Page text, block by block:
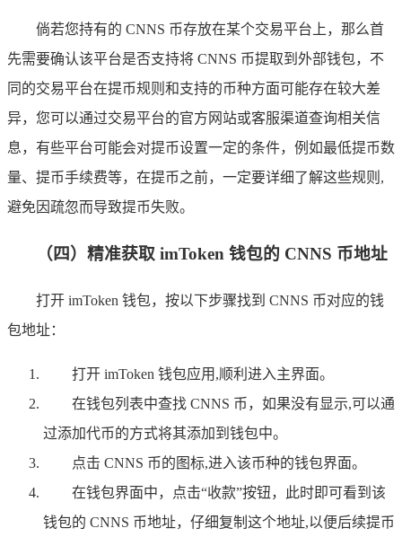
倘若您持有的 CNNS 币存放在某个交易平台上，那么首
先需要确认该平台是否支持将 CNNS 币提取到外部钱包，不
同的交易平台在提币规则和支持的币种方面可能存在较大差
异，您可以通过交易平台的官方网站或客服渠道查询相关信
息，有些平台可能会对提币设置一定的条件，例如最低提币数
量、提币手续费等，在提币之前，一定要详细了解这些规则,
避免因疏忽而导致提币失败。
（四）精准获取 imToken 钱包的 CNNS 币地址
打开 imToken 钱包，按以下步骤找到 CNNS 币对应的钱
包地址：
打开 imToken 钱包应用,顺利进入主界面。
在钱包列表中查找 CNNS 币，如果没有显示,可以通
过添加代币的方式将其添加到钱包中。
点击 CNNS 币的图标,进入该币种的钱包界面。
在钱包界面中，点击“收款”按钮，此时即可看到该
钱包的 CNNS 币地址，仔细复制这个地址,以便后续提币